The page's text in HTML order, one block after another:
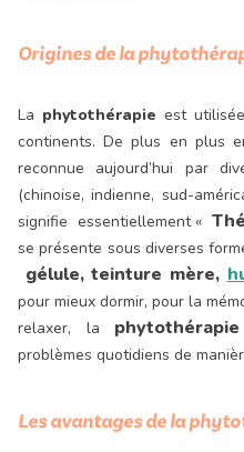
Origines de la
La phytothérapie est
continents. De plus en plus
reconnue aujourd’hui par
(chinoise, indienne, sud-
signifie essentiellement «
se présente sous diverses
gélule, teinture mère,
pour mieux dormir, pour la
relaxer, la phytothérapie
problèmes quotidiens de
Les avantages de la